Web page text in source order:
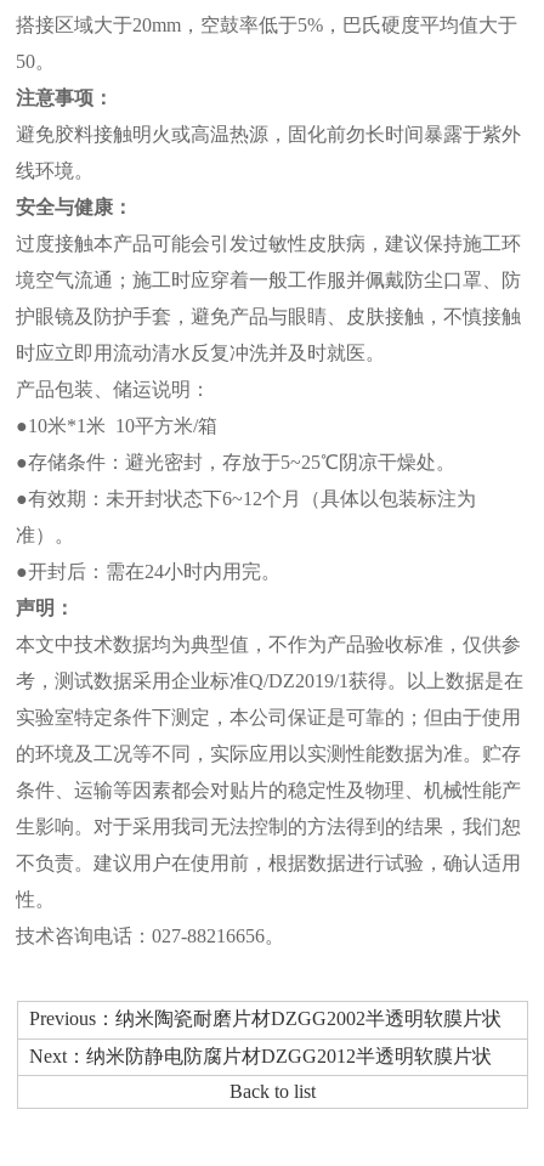
搭接区域大于20mm，空鼓率低于5%，巴氏硬度平均值大于
50。
注意事项：
避免胶料接触明火或高温热源，固化前勿长时间暴露于紫外
线环境。
安全与健康：
过度接触本产品可能会引发过敏性皮肤病，建议保持施工环
境空气流通；施工时应穿着一般工作服并佩戴防尘口罩、防
护眼镜及防护手套，避免产品与眼睛、皮肤接触，不慎接触
时应立即用流动清水反复冲洗并及时就医。
产品包装、储运说明：
●10米*1米 10平方米/箱
●存储条件：避光密封，存放于5~25℃阴凉干燥处。
●有效期：未开封状态下6~12个月（具体以包装标注为
准）。
●开封后：需在24小时内用完。
声明：
本文中技术数据均为典型值，不作为产品验收标准，仅供参
考，测试数据采用企业标准Q/DZ2019/1获得。以上数据是在
实验室特定条件下测定，本公司保证是可靠的；但由于使用
的环境及工况等不同，实际应用以实测性能数据为准。贮存
条件、运输等因素都会对贴片的稳定性及物理、机械性能产
生影响。对于采用我司无法控制的方法得到的结果，我们恕
不负责。建议用户在使用前，根据数据进行试验，确认适用
性。
技术咨询电话：027-88216656。
Previous：纳米陶瓷耐磨片材DZGG2002半透明软膜片状
Next：纳米防静电防腐片材DZGG2012半透明软膜片状
Back to list